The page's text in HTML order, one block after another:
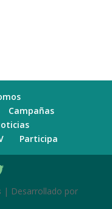
Campañas
Participa
| Desarrollado por